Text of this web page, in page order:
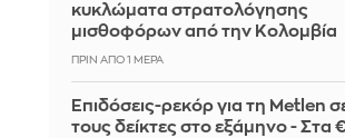
κυκλώματα στρατολόγησης
μισθοφόρων από την Κολομβία
ΠΡΙΝ ΑΠΌ 1 ΜΈΡΑ
Επιδόσεις-ρεκόρ για τη Metlen
τους δείκτες στο εξάμηνο - Στα